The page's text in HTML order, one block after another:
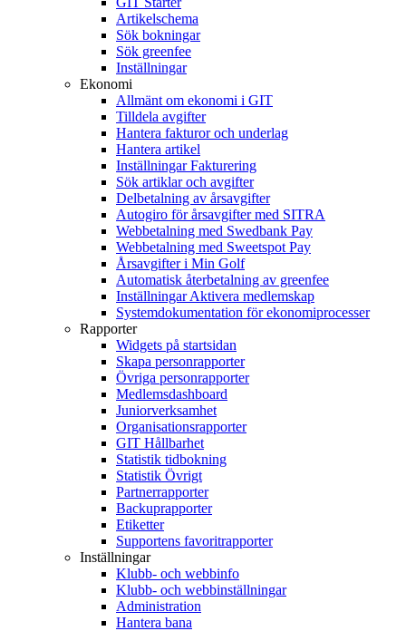
Artikelschema
Sök bokningar
Sök greenfee
Inställningar
Ekonomi
Allmänt om ekonomi i GIT
Tilldela avgifter
Hantera fakturor och underlag
Hantera artikel
Inställningar Fakturering
Sök artiklar och avgifter
Delbetalning av årsavgifter
Autogiro för årsavgifter med SITRA
Webbetalning med Swedbank Pay
Webbetalning med Sweetspot Pay
Årsavgifter i Min Golf
Automatisk återbetalning av greenfee
Inställningar Aktivera medlemskap
Systemdokumentation för ekonomiprocesser
Rapporter
Widgets på startsidan
Skapa personrapporter
Övriga personrapporter
Medlemsdashboard
Juniorverksamhet
Organisationsrapporter
GIT Hållbarhet
Statistik tidbokning
Statistik Övrigt
Partnerrapporter
Backuprapporter
Etiketter
Supportens favoritrapporter
Inställningar
Klubb- och webbinfo
Klubb- och webbinställningar
Administration
Hantera bana